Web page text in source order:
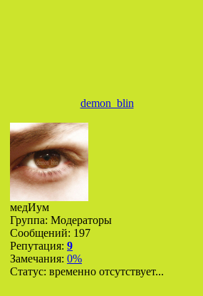
demon_blin
медИум
Группа: Модераторы
Сообщений: 197
Репутация: 9
Замечания: 0%
Статус: временно отсутствует...